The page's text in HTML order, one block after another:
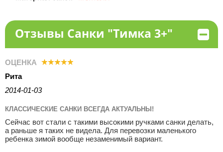
Отзывы Санки "Тимка 3+"
ОЦЕНКА
Рита
2014-01-03
КЛАССИЧЕСКИЕ САНКИ ВСЕГДА АКТУАЛЬНЫ!
Сейчас вот стали с такими высокими ручками санки делать,
а раньше я таких не видела. Для перевозки маленького
ребенка зимой вообще незаменимый вариант.